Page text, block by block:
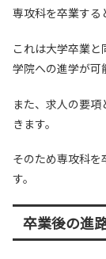
専攻科を卒業する
これは大学卒業
学院への進学が可
また、求人の要
きます。
そのため専攻科
す。
卒業後の進